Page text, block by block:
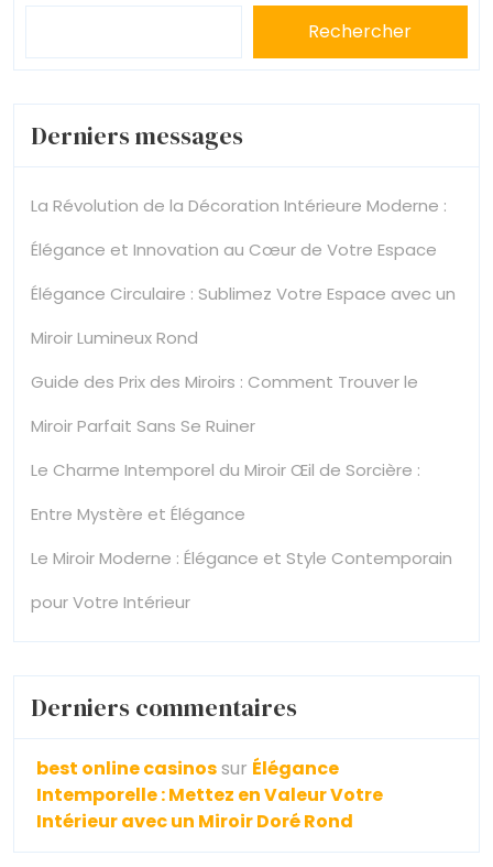
Rechercher
Derniers messages
La Révolution de la Décoration Intérieure Moderne :
Élégance et Innovation au Cœur de Votre Espace
Élégance Circulaire : Sublimez Votre Espace avec un
Miroir Lumineux Rond
Guide des Prix des Miroirs : Comment Trouver le
Miroir Parfait Sans Se Ruiner
Le Charme Intemporel du Miroir Œil de Sorcière :
Entre Mystère et Élégance
Le Miroir Moderne : Élégance et Style Contemporain
pour Votre Intérieur
Derniers commentaires
best online casinossur Élégance
Intemporelle : Mettez en Valeur Votre
Intérieur avec un Miroir Doré Rond